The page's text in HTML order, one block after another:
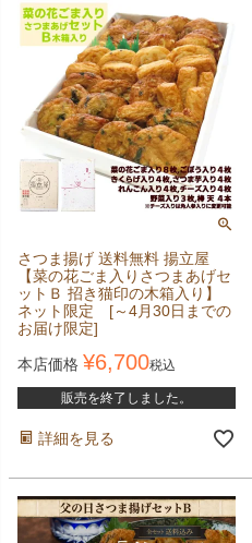
さつま揚げ 送料無料 揚立屋
【菜の花ごま入りさつまあげセ
ットＢ 招き猫印の木箱入り】
ネット限定 [～4月30日までの
お届け限定]
本店価格 ¥6,700税込
販売を終了しました。
詳細を見る